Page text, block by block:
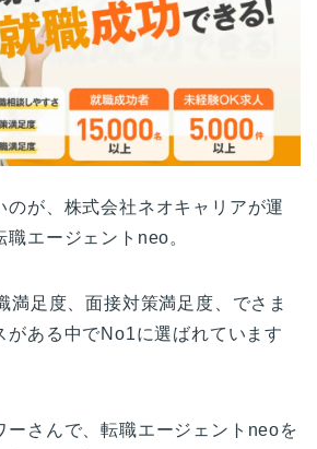
のが、株式会社ネオキャリアが運
エージェントneo。
満足度、面接対策満足度、でさま
がある中でNo1に選ばれています
ーさんで、転職エージェントneoを